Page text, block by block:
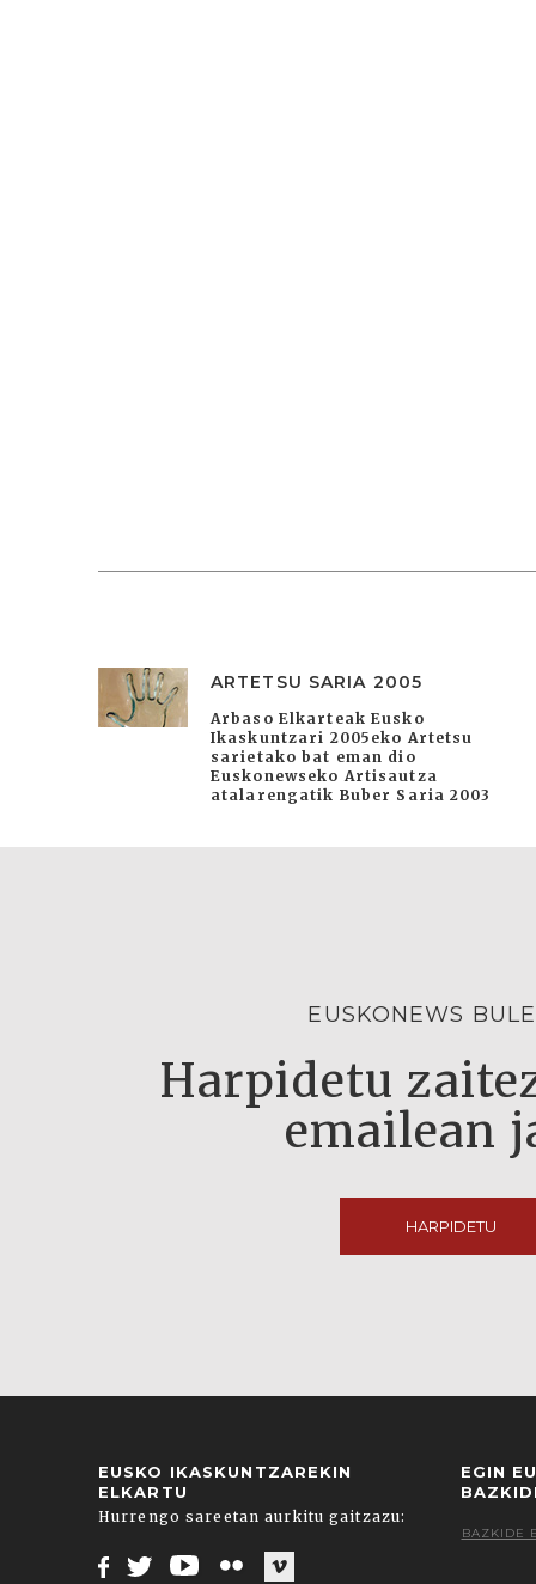
ARTETSU SARIA 2005
Arbaso Elkarteak Eusko
Ikaskuntzari 2005eko Artetsu
sarietako bat eman dio
Euskonewseko Artisautza
atalarengatik Buber Saria 2003
EUSKONEWS
Harpidetu
emailean
HARPIDETU
EUSKO IKASKUNTZAREKIN
ELKARTU
Hurrengo sareetan aurkitu gaitzazu:
EGIN
BAZKIDE